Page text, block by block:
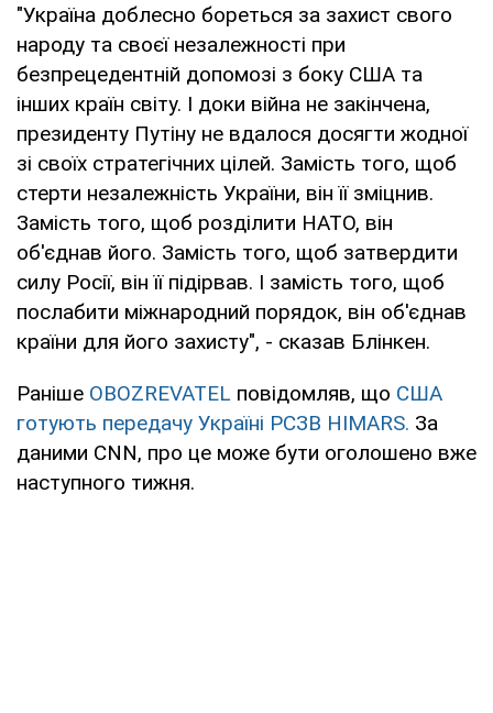
"Україна доблесно бореться за захист свого
народу та своєї незалежності при
безпрецедентній допомозі з боку США та
інших країн світу. І доки війна не закінчена,
президенту Путіну не вдалося досягти жодної
зі своїх стратегічних цілей. Замість того, щоб
стерти незалежність України, він її зміцнив.
Замість того, щоб розділити НАТО, він
об'єднав його. Замість того, щоб затвердити
силу Росії, він її підірвав. І замість того, щоб
послабити міжнародний порядок, він об'єднав
країни для його захисту", - сказав Блінкен.
Раніше OBOZREVATEL повідомляв, що США
готують передачу Україні РСЗВ HIMARS. За
даними CNN, про це може бути оголошено вже
наступного тижня.